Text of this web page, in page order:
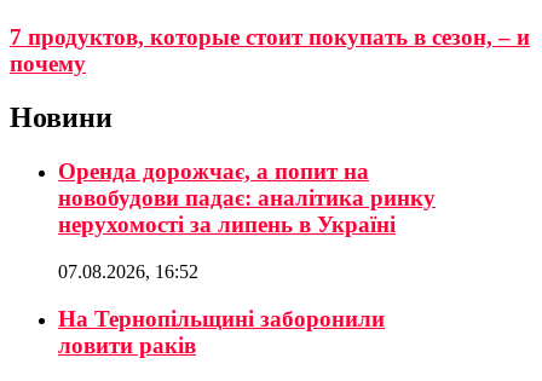
7 продуктов, которые стоит покупать в сезон, – и
почему
Новини
Оренда дорожчає, а попит на
новобудови падає: аналітика ринку
нерухомості за липень в Україні
07.08.2026, 16:52
На Тернопільщині заборонили
ловити раків